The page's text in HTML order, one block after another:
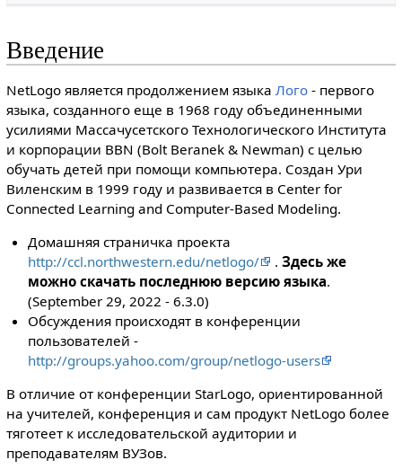
Введение
NetLogo является продолжением языка Лого- первого
языка, созданного еще в 1968 году объединенными
усилиями Массачусетского Технологического Института
и корпорации BBN (Bolt Beranek & Newman) с целью
обучать детей при помощи компьютера. Создан Ури
Виленским в 1999 году и развивается в Center for
Connected Learning and Computer-Based Modeling.
Домашняя страничка проекта
http://ccl.northwestern.edu/netlogo/
.Здесь же
можно скачать последнюю версию языка.
(September 29, 2022 - 6.3.0)
Обсуждения происходят в конференции
пользователей -
http://groups.yahoo.com/group/netlogo-users
В отличие от конференции StarLogo, ориентированной
на учителей, конференция и сам продукт NetLogo более
тяготеет к исследовательской аудитории и
преподавателям ВУЗов.